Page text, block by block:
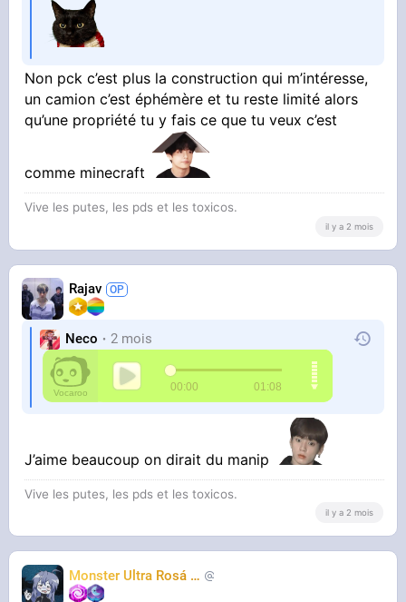
Non pck c’est plus la construction qui m’intéresse,
un camion c’est éphémère et tu reste limité alors
qu’une propriété tu y fais ce que tu veux c’est
comme minecraft
Vive les putes, les pds et les toxicos.
il y a 2 mois
Rajav
Neco 2 mois
J’aime beaucoup on dirait du manip
Vive les putes, les pds et les toxicos.
il y a 2 mois
Monster Ultra Rosá
❤️